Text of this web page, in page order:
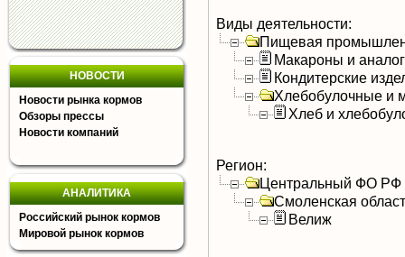
НОВОСТИ
Новости рынка кормов
Обзоры прессы
Новости компаний
АНАЛИТИКА
Российский рынок кормов
Мировой рынок кормов
Виды деятельности:
Пищевая
Макароны и
Кондитерские
Хлебобулочные и
Хлеб и
Регион:
Центральный ФО РФ
Смоленская
Велиж